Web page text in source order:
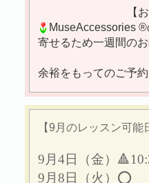
【
MuseAccessories
寄せるため一週間の
余裕をもってのご予
【9月のレッスン可能
9月4日（金）
9月8日（火）⭕️